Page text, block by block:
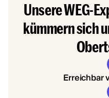
Unsere WEG-
kümmern sich
Erreichbar